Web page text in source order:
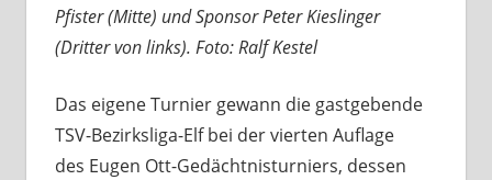
Pfister (Mitte) und Sponsor Peter Kieslinger
(Dritter von links). Foto: Ralf Kestel
Das eigene Turnier gewann die gastgebende
TSV-Bezirksliga-Elf bei der vierten Auflage
des Eugen Ott-Gedächtnisturniers, dessen